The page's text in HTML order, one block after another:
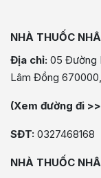
NHÀ THUỐC
Địa chỉ: 05 Đường
Lâm Đồng
(Xem đường đi
SĐT: 0327468168
NHÀ THUỐC